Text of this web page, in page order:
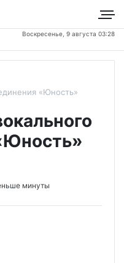
Воскресенье, 9 августа 03:28
«Юность»
минуты